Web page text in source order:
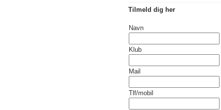
Tilmeld dig her
Navn
Klub
Mail
Tlf/mobil